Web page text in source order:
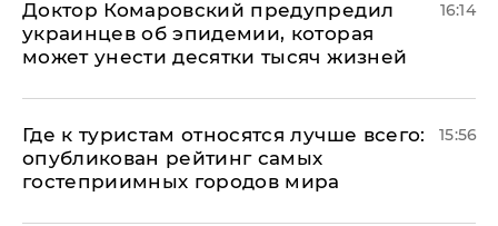
Доктор Комаровский предупредил
украинцев об эпидемии, которая
может унести десятки тысяч жизней
16:14
Где к туристам относятся лучше всего:
опубликован рейтинг самых
гостеприимных городов мира
15:56